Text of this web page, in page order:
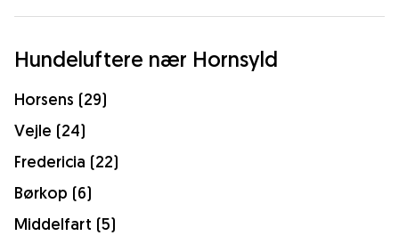
Hundeluftere nær Hornsyld
Horsens (29)
Vejle (24)
Fredericia (22)
Børkop (6)
Middelfart (5)